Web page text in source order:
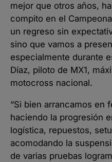
mejor que otros años,
compito en el
un regreso sin
sino que vamos a
especialmente durante
Díaz, piloto de MX1,
motocross nacional.
“Si bien arrancamos en
haciendo la progresión
logística, repuestos,
acomodando la
de varias pruebas